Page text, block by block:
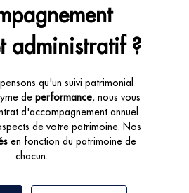
administratif ?
qu'un suivi patrimonial
de performance, nous vous
d'accompagnement annuel
de votre patrimoine. Nos
en fonction du patrimoine de
chacun.